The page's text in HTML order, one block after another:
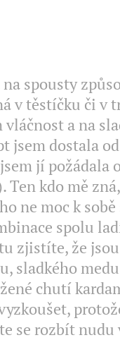
spousty
v těstíčku či v
a na
jsem dostala
jí požádala
kdo mě
ne moc k
spolu
zjistíte, že
sladkého
chutí
se rozbít nudu